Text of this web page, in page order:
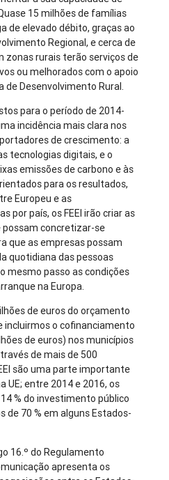
15 milhões de famílias
de elevado débito, graças ao
Regional, e cerca de
zonas rurais terão serviços de
ou melhorados com o apoio
de Desenvolvimento Rural.
para o período de 2014-
incidência mais clara nos
de crescimento: a
tecnologias digitais, e o
emissões de carbono e às
para os resultados,
Europeu e as
por país, os FEEI irão criar as
possam concretizar-se
que as empresas possam
quotidiana das pessoas
mesmo passo as condições
na Europa.
de euros do orçamento
incluirmos o cofinanciamento
de euros) nos municípios
de mais de 500
são uma parte importante
UE; entre 2014 e 2016, os
% do investimento público
de 70 % em alguns Estados-
16.º do Regulamento
apresenta os